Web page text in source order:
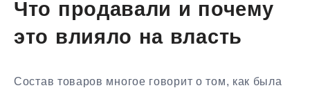
Что продавали и почему
это влияло на власть
Состав товаров многое говорит о том, как была